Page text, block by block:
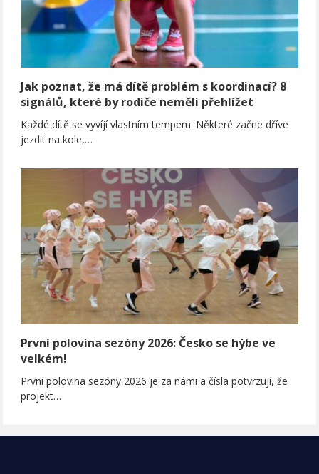
Jak poznat, že má dítě problém s koordinací? 8
signálů, které by rodiče neměli přehlížet
Každé dítě se vyvíjí vlastním tempem. Některé začne dříve
jezdit na kole,…
První polovina sezóny 2026: Česko se hýbe ve
velkém!
První polovina sezóny 2026 je za námi a čísla potvrzují, že
projekt…